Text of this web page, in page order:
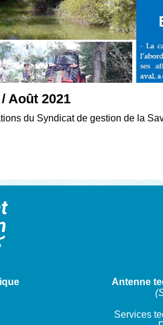
Août 2021
du Syndicat de gestion de la
Antenne
Services